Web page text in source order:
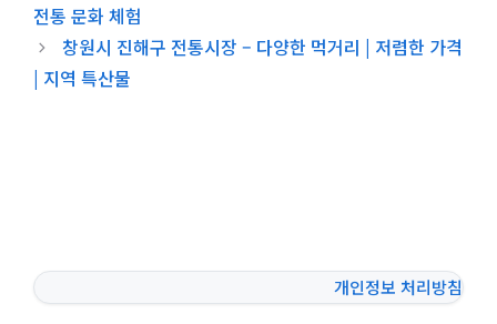
전통 문화 체험
창원시 진해구 전통시장 – 다양한 먹거리 | 저렴한 가격
| 지역 특산물
개인정보 처리방침